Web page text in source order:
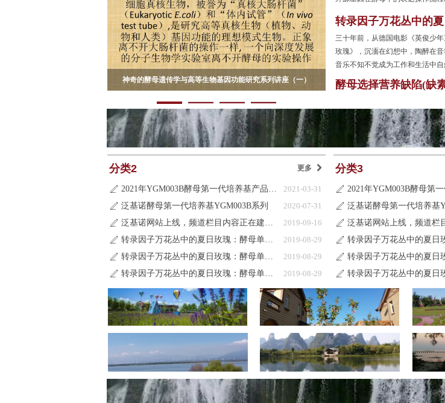
转录因子万花丛中的
系统
三十年前，从德国电影《英俊少
玫瑰》，沉湎在幻想中，陶醉在
音乐不知不觉成为工作和生活中
大利名贵大提琴的演奏更仿佛拉
弥留，余音绕梁，令人回味。
酵母选择营养缺陷(缺
神奇的酵母遗传学与高等生物基因功能研究系列讲座（一） 神奇的酵母遗传学与高等生物
分类2 更多 낑
2021-03-31
ꄅ
2021年YGM003B酵母第一代培养基产品目录更新说明
2020-07-31
ꄅ 泛基诺酵母第一代培养基YGM003B系列
2019-09-16
ꄅ
泛基诺网站上线，频道栏目内容正在建设中
2019-08-29
ꄅ
转录因子万花丛中的夏日玫瑰：酵母单杂交系统
2019-08-29
ꄅ
转录因子万花丛中的夏日玫瑰：酵母单杂交系统
2019-08-29
ꄅ 转录因子万花丛中的夏日玫瑰：酵母单杂交系统
分类3
ꄅ
ꄅ 泛基诺酵母第一代培养基
ꄅ
ꄅ
ꄅ
ꄅ